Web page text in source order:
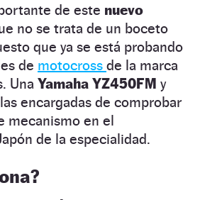
de este nuevo
no se trata de un boceto
que ya se está probando
de motocross de la marca
Una Yamaha YZ450FM y
encargadas de comprobar
mecanismo en el
de la especialidad.